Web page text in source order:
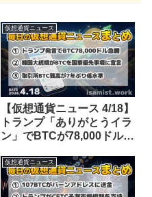
仮想通貨ニュース
【仮想通貨ニュース 4/18】
トランプ「ありがとうイラ
ン」でBTCが78,000ドルに
大統領がBTCを国家優先事
項に宣言・取引所BTC残高
が7年ぶり低水準
仮想通貨ニュース